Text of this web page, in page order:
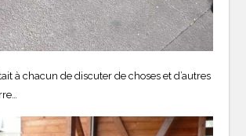
à chacun de discuter de choses et d’autres